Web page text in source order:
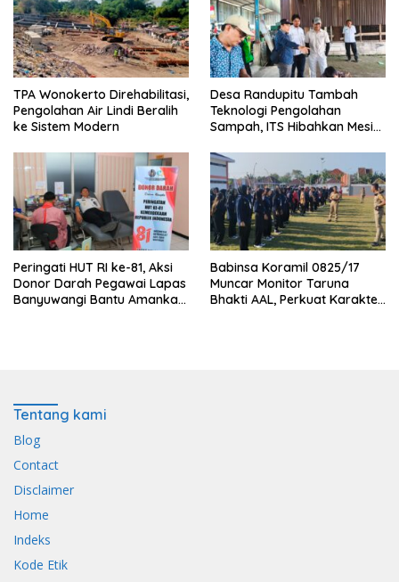
TPA Wonokerto Direhabilitasi,
Pengolahan Air Lindi Beralih
ke Sistem Modern
Desa Randupitu Tambah
Teknologi Pengolahan
Sampah, ITS Hibahkan Mesin
Peringati HUT RI ke-81, Aksi
Donor Darah Pegawai Lapas
Banyuwangi Bantu Amankan
Babinsa Koramil 0825/17
Muncar Monitor Taruna
Bhakti AAL, Perkuat Karakter
Tentang kami
Blog
Contact
Disclaimer
Home
Indeks
Kode Etik